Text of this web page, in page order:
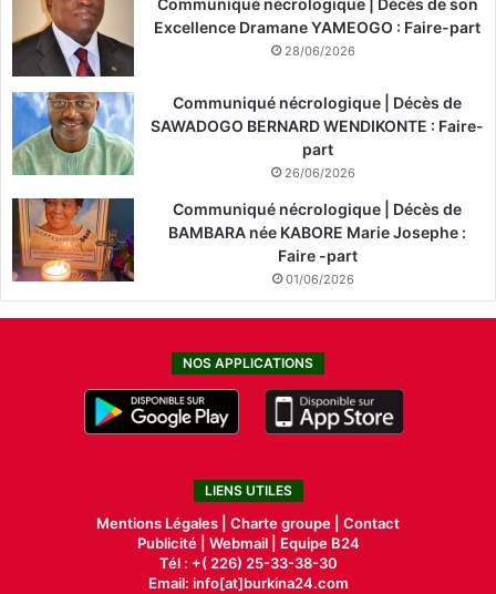
Excellence Dramane YAMEOGO : Faire-part
28/06/2026
Communiqué nécrologique | Décès de
SAWADOGO BERNARD WENDIKONTE : Faire-
part
26/06/2026
Communiqué nécrologique | Décès de
BAMBARA née KABORE Marie Josephe :
Faire -part
01/06/2026
NOS APPLICATIONS
LIENS UTILES
Mentions Légales | Charte groupe | Contact
Publicité| Webmail |
Equipe B24
Tél : +( 226) 25-33-38-30
Email: info[at]burkina24.com